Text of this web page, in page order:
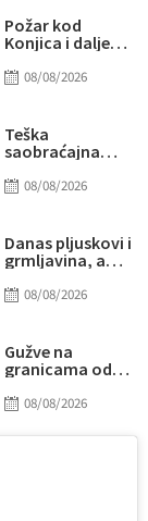
pridružio
kampanji
zastrašivanja
Bošnjaka!
Požar kod
Konjica i dalje
manjeg
terenu
08/08/2026
Teška
saobraćajna
Teretno vozilo
biciklistu
08/08/2026
Danas pljuskovi i
grmljavina, a
toplotni talas
08/08/2026
Gužve na
granicama od
Duga
izlazu iz BiH, evo
08/08/2026